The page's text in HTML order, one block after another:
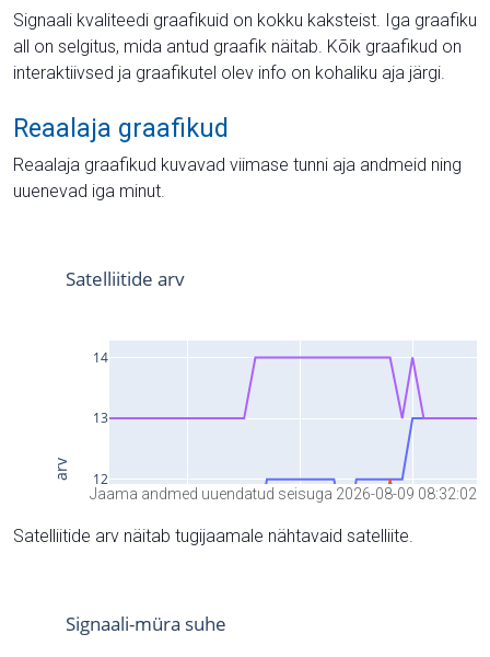
Signaali kvaliteedi graafikuid on kokku kaksteist. Iga graafiku
all on selgitus, mida antud graafik näitab. Kõik graafikud on
interaktiivsed ja graafikutel olev info on kohaliku aja järgi.
Reaalaja graafikud
Reaalaja graafikud kuvavad viimase tunni aja andmeid ning
uuenevad iga minut.
Jaama andmed uuendatud seisuga 2026-08-09 08:32:02
Satelliitide arv näitab tugijaamale nähtavaid satelliite.